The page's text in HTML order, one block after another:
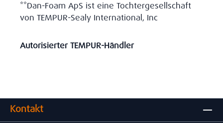
**Dan-Foam ApS ist eine Tochtergesellschaft
von TEMPUR-Sealy International, Inc
Autorisierter TEMPUR-Händler
Kontakt